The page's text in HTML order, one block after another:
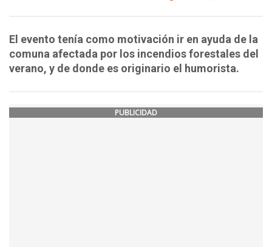
El evento tenía como motivación ir en ayuda de la
comuna afectada por los incendios forestales del
verano, y de donde es originario el humorista.
PUBLICIDAD